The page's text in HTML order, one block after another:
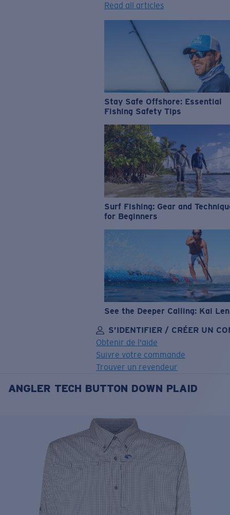
Read all articles
Stay Safe Offshore: Essential
Fishing Safety Tips
Surf Fishing: Gear and
for Beginners
See the Deeper Calling: Kai
S’IDENTIFIER / CRÉER UN
Obtenir de l'aide
Suivre votre commande
Trouver un revendeur
OBJECTIF MIS À JOURAJOUTÉ AU PANIER!
Quantité:
Prix :
Gratuit
Quantité:
ANGLER TECH BUTTON DOWN PLAID